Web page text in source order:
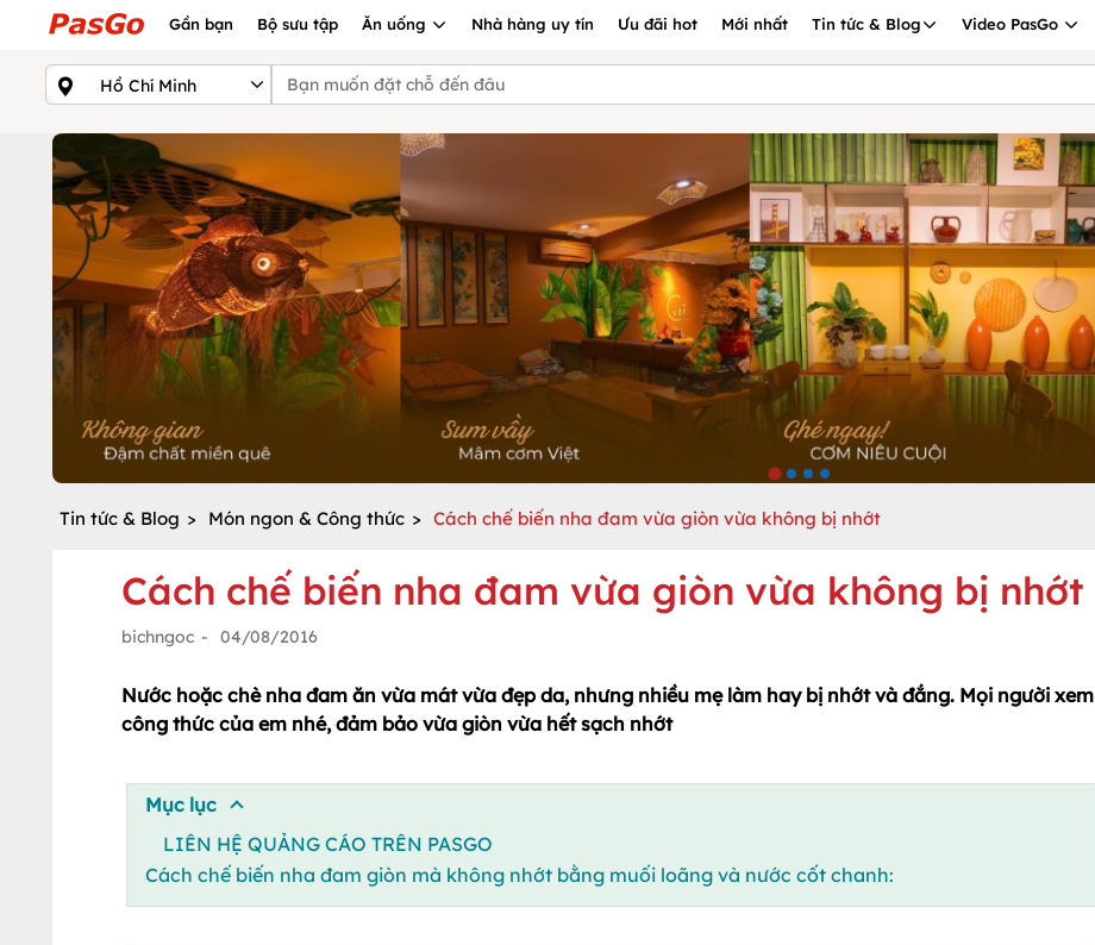
Gần bạn Bộ sưu tập Ăn uống Nhà hàng uy tín Ưu đãi hot Mới nhất Tin tức & Blog Video PasGo
Tin tức & Blog > Món ngon & Công thức > Cách chế biến nha đam vừa giòn vừa không bị nhớt
Cách chế biến nha đam vừa giòn vừa không bị nhớt
bichngoc - 04/08/2016
Nước hoặc chè nha đam ăn vừa mát vừa đẹp da, nhưng nhiều mẹ làm hay bị nhớt và đắng. Mọi người xem
công thức của em nhé, đảm bảo vừa giòn vừa hết sạch nhớt
Mục lục
LIÊN HỆ QUẢNG CÁO TRÊN PASGO
Cách chế biến nha đam giòn mà không nhớt bằng muối loãng và nước cốt chanh: